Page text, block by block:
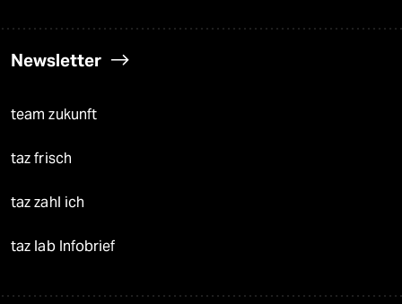
Newsletter
team zukunft
taz frisch
taz zahl ich
taz lab Infobrief